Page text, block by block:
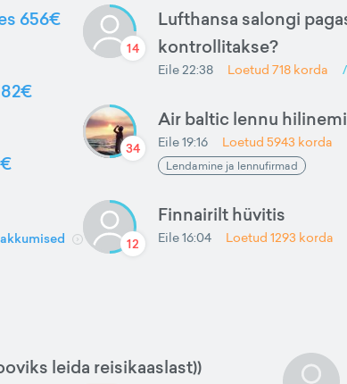
656€
14
Lufthansa salongi
kontrollitakse?
Eile 22:38 Loetud 718 korda
34
Air baltic lennu
Eile 19:16 Loetud 5943 korda
Lendamine ja lennufirmad
12
Finnairilt hüvitis
Eile 16:04 Loetud 1293 korda
leida reisikaaslast))